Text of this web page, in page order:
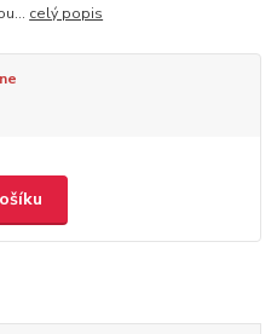
celý popis